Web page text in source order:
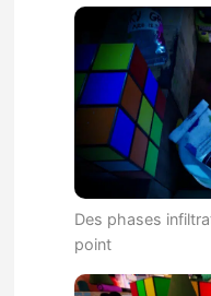
Des phases
point